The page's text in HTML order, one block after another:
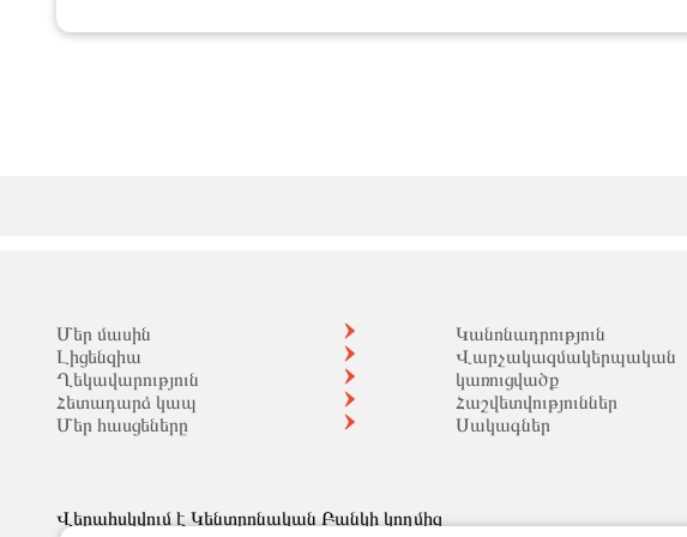
Մեր մասին
Լիցենզիա
Ղեկավարություն
Հետադարձ կապ
Մեր հասցեները
Կանոնադրություն
Վարչակազմակերպական
կառուցվածք
Հաշվետվություններ
Սակագներ
Վերահսկվում է Կենտրոնական Բանկի կողմից